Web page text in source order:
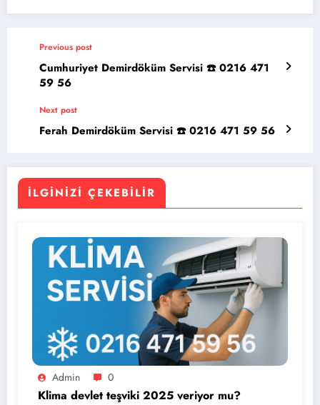
Previous post
Cumhuriyet Demirdöküm Servisi ☎️ 0216 471
59 56
Next post
Ferah Demirdöküm Servisi ☎️ 0216 471 59 56
İLGINIZI ÇEKEBILIR
Admin 0
Klima devlet teşviki 2025 veriyor mu?